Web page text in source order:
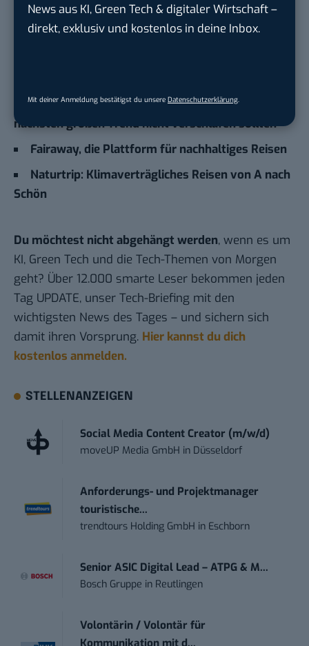
News aus KI, Green Tech & digitaler Wirtschaft –
direkt, exklusiv und kostenlos in deine Inbox.
Mit deiner Anmeldung bestätigst du unsere Datenschutzerklärung
nachhören.
Zum Weiterlesen
Messenger-Marketing: Weshalb Hotels den
nächsten großen Trend nicht verschlafen sollten
Fairaway, die Plattform für nachhaltiges Reisen
Naturtrip: Klimaverträgliches Reisen von A nach
Schön
Du möchtest nicht abgehängt werden, wenn es um
KI, Green Tech und die Tech-Themen von Morgen
geht? Über 12.000 smarte Leser bekommen jeden
Tag UPDATE, unser Tech-Briefing mit den
wichtigsten News des Tages – und sichern sich
damit ihren Vorsprung. Hier kannst du dich
kostenlos anmelden.
STELLENANZEIGEN
Social Media Content Creator (m/w/d)
moveUP Media GmbH in Düsseldorf
Anforderungs- und Projektmanager
touristische...
trendtours Holding GmbH in Eschborn
Senior ASIC Digital Lead – ATPG & M...
Bosch Gruppe in Reutlingen
Volontärin / Volontär für